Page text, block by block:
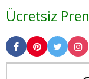
Ücretsiz